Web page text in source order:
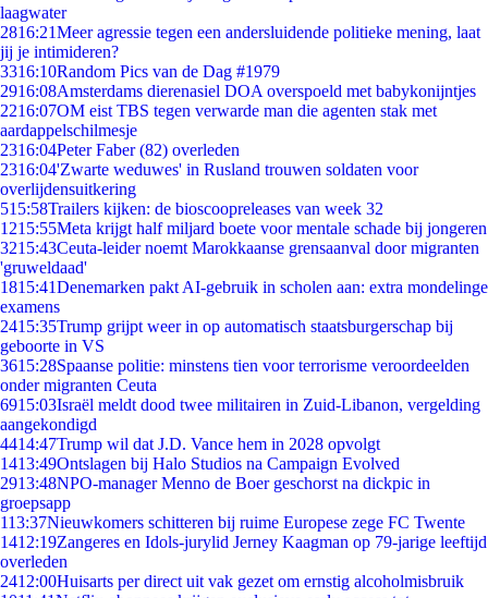
laagwater
2816:21Meer agressie tegen een andersluidende politieke mening, laat
jij je intimideren?
3316:10Random Pics van de Dag #1979
2916:08Amsterdams dierenasiel DOA overspoeld met babykonijntjes
2216:07OM eist TBS tegen verwarde man die agenten stak met
aardappelschilmesje
2316:04Peter Faber (82) overleden
2316:04'Zwarte weduwes' in Rusland trouwen soldaten voor
overlijdensuitkering
515:58Trailers kijken: de bioscoopreleases van week 32
1215:55Meta krijgt half miljard boete voor mentale schade bij jongeren
3215:43Ceuta-leider noemt Marokkaanse grensaanval door migranten
'gruweldaad'
1815:41Denemarken pakt AI-gebruik in scholen aan: extra mondelinge
examens
2415:35Trump grijpt weer in op automatisch staatsburgerschap bij
geboorte in VS
3615:28Spaanse politie: minstens tien voor terrorisme veroordeelden
onder migranten Ceuta
6915:03Israël meldt dood twee militairen in Zuid-Libanon, vergelding
aangekondigd
4414:47Trump wil dat J.D. Vance hem in 2028 opvolgt
1413:49Ontslagen bij Halo Studios na Campaign Evolved
2913:48NPO-manager Menno de Boer geschorst na dickpic in
groepsapp
113:37Nieuwkomers schitteren bij ruime Europese zege FC Twente
1412:19Zangeres en Idols-jurylid Jerney Kaagman op 79-jarige leeftijd
overleden
2412:00Huisarts per direct uit vak gezet om ernstig alcoholmisbruik